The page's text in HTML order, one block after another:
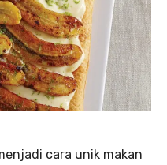
cara unik makan